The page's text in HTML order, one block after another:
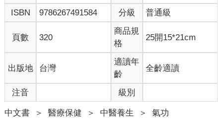
然，我就跟我的學生一樣，也跟所有人一樣，受壓力所擾。即便
到了2015 年，《美國醫學會雜誌》（Journal of the American
Medical Association）也描述道，在尋求基礎醫療服務的患者中，
有60%至80%與壓力相關，並有44%的美國人表示自己在過去五
試圖面對自身壓力與焦慮問題的我，終於在偶然間，接觸到了呼
吸法。我的世界從此煥然一新。
在我發現呼吸法時，我甚至沒有把它當作一回事。老實說直到現
在，每天早上起床時，我仍會因為這了不起的自我溝通方法居然
是真的，而讚嘆不已！在很長一段時間裡，我一直以為這是某種
魔法。當然，也有很多人指稱這套方法具有神力，這點讓我很難
ISBN
9786267491584 分級 普通級
頁數 320
商品規
格
25開15*21cm
出版地 台灣
適讀年
齡
全齡適讀
注音 級別
中文書 ＞ 醫療保健 ＞ 中醫養生 ＞ 氣功